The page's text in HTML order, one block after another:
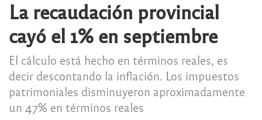
La recaudación provincial
cayó el 1% en septiembre
El cálculo está hecho en términos reales, es
decir descontando la inflación. Los impuestos
patrimoniales disminuyeron aproximadamente
un 47% en términos reales